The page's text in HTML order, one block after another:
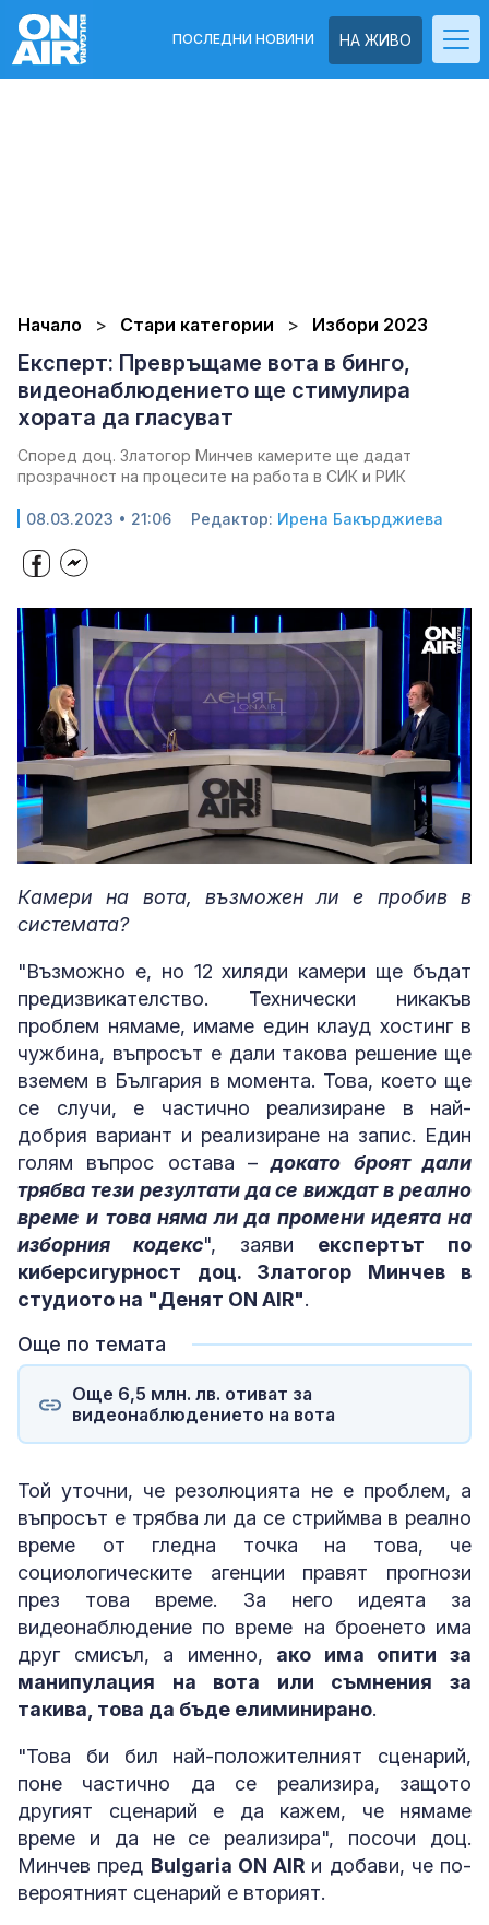
НА ЖИВО
ПОСЛЕДНИ НОВИНИ
Начало Стари категории Избори 2023
Експерт: Превръщаме вота в бинго,
видеонаблюдението ще стимулира
хората да гласуват
Според доц. Златогор Минчев камерите ще дадат
прозрачност на процесите на работа в СИК и РИК
08.03.2023 • 21:06 Редактор: Ирена Бакърджиева
Unmute Loaded:
6.58%
Камери на вота, възможен ли е пробив в
системата?
"Възможно е, но 12 хиляди камери ще бъдат
предизвикателство. Технически никакъв
проблем нямаме, имаме един клауд хостинг в
чужбина, въпросът е дали такова решение ще
вземем в България в момента. Това, което ще
се случи, е частично реализиране в най-
добрия вариант и реализиране на запис. Един
голям въпрос остава –докато броят дали
трябва тези резултати да се виждат в реално
време и това няма ли да промени идеята на
изборния кодекс", заяви експертът по
киберсигурност доц. Златогор Минчев в
студиото на "Денят ON AIR".
Още по темата
Още 6,5 млн. лв. отиват за
видеонаблюдението на вота
Той уточни, че резолюцията не е проблем, а
въпросът е трябва ли да се стриймва в реално
време от гледна точка на това, че
социологическите агенции правят прогнози
през това време. За него идеята за
видеонаблюдение по време на броенето има
друг смисъл, а именно, ако има опити за
манипулация на вота или съмнения за
такива, това да бъде елиминирано.
"Това би бил най-положителният сценарий,
поне частично да се реализира, защото
другият сценарий е да кажем, че нямаме
време и да не се реализира", посочи доц.
Минчев пред Bulgaria ON AIR и добави, че по-
вероятният сценарий е вторият.